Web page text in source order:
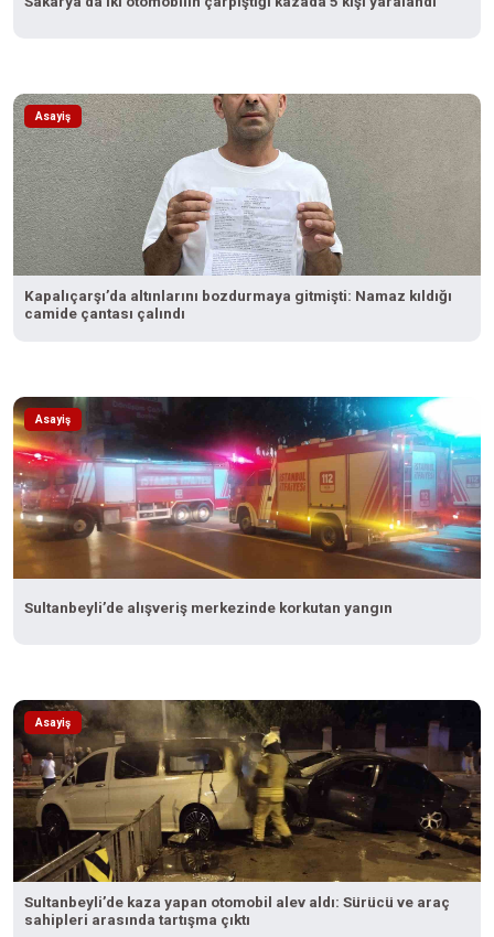
Asayiş
Kapalıçarşı’da altınlarını bozdurmaya gitmişti: Namaz kıldığı
camide çantası çalındı
Asayiş
Sultanbeyli’de alışveriş merkezinde korkutan yangın
Asayiş
Sultanbeyli’de kaza yapan otomobil alev aldı: Sürücü ve araç
sahipleri arasında tartışma çıktı